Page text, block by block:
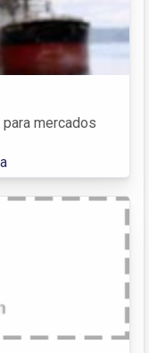
mercados